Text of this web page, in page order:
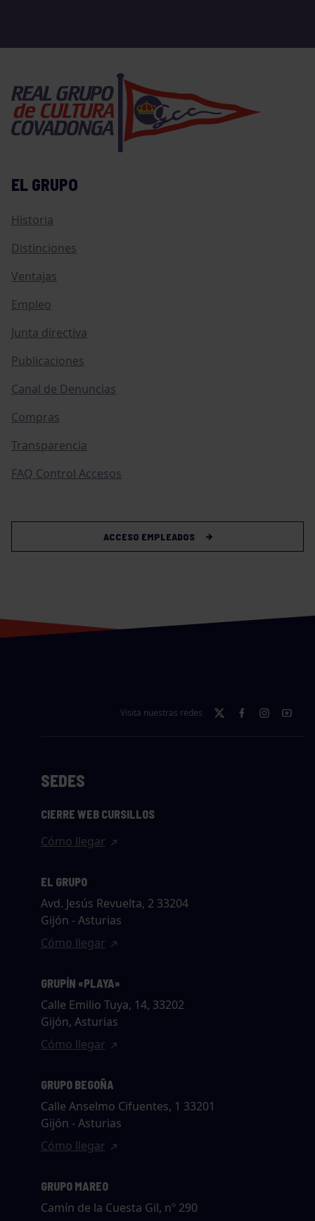
EL GRUPO
Historia
Distinciones
Ventajas
Empleo
Junta directiva
Publicaciones
Canal de Denuncias
Compras
Transparencia
FAQ Control Accesos
ACCESO EMPLEADOS
Visita nuestras redes
SEDES
CIERRE WEB CURSILLOS
Cómo llegar
EL GRUPO
Avd. Jesús Revuelta, 2 33204
Gijón - Asturias
Cómo llegar
GRUPÍN «PLAYA»
Calle Emilio Tuya, 14, 33202
Gijón, Asturias
Cómo llegar
GRUPO BEGOÑA
Calle Anselmo Cifuentes, 1 33201
Gijón - Asturias
Cómo llegar
GRUPO MAREO
Camín de la Cuesta Gil, nº 290